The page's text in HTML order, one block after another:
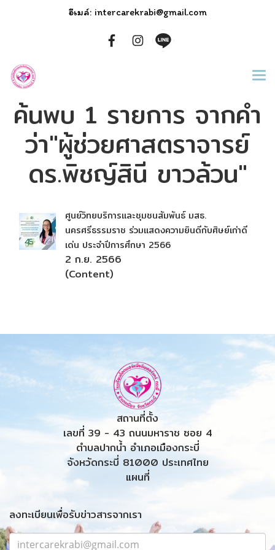
อีเมล์: intercarekrabi@gmail.com
ค้นพบ 1 รายการ จากคำ
ว่า"ผู้ช่วยศาสตราจารย์
ดร.พิชญ์สินี ขาวล้วน"
ศูนย์วิทยบริการและชุมชนสัมพันธ์ มสธ.
นครศรีธรรมราช ร่วมแสดงความยินดีกับศิษย์เก่าดี
เด่น ประจำปีการศึกษา 2566
2 ก.ย. 2566
(Content)
สถานที่ตั้ง
เลขที่ 39 - 43 ถนนมหาราช ซอย 4
ตำบลปากน้ำ อำเภอเมืองกระบี่
จังหวัดกระบี่ 81000 ประเทศไทย
แผนที่
ลงทะเบียนเพื่อรับข่าวสารจากเรา